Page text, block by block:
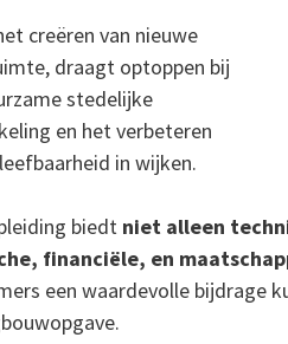
creëren van nieuwe
draagt optoppen bij
stedelijke
en het verbeteren
in wijken.
biedt niet alleen
financiële, en
een waardevolle bijdrage